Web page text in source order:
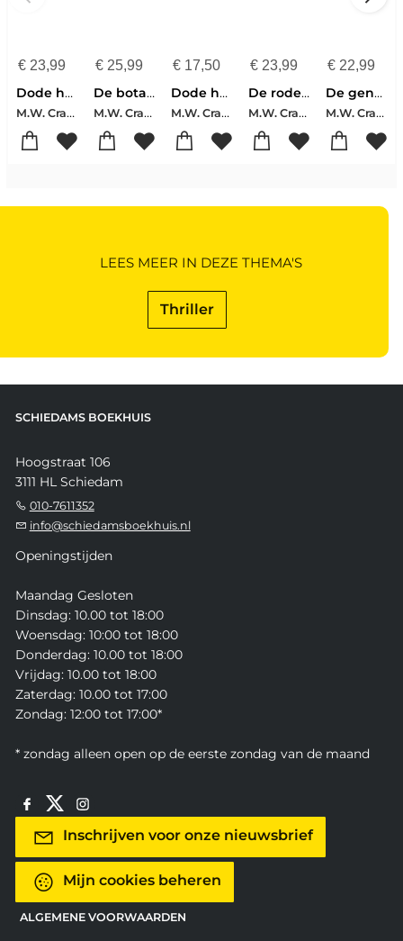
€23,99
Dode hoek
M.W. Craven
€25,99
De botanist
M.W. Craven
€ 17,50
Dode hoek
M.W. Craven
€ 23,99
De rode kamer
M.W. Craven
€ 22,99
De genadestoel
M.W. Craven
Thriller
LEES MEER IN DEZE THEMA'S
SCHIEDAMS BOEKHUIS
Hoogstraat 106
3111 HL Schiedam
010-7611352
info@schiedamsboekhuis.nl
Openingstijden
Maandag Gesloten
Dinsdag: 10.00 tot 18:00
Woensdag: 10:00 tot 18:00
Donderdag: 10.00 tot 18:00
Vrijdag: 10.00 tot 18:00
Zaterdag: 10.00 tot 17:00
Zondag: 12:00 tot 17:00*
* zondag alleen open op de eerste zondag van de maand
Inschrijven voor onze nieuwsbrief
Mijn cookies beheren
ALGEMENE VOORWAARDEN